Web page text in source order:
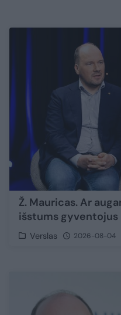
Ž. Mauricas. Ar
išstums
Verslas 2026-08-04